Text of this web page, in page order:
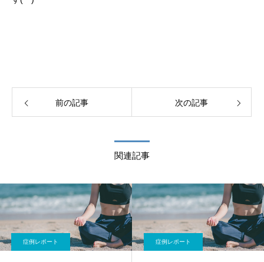
前の記事 次の記事
関連記事
症例レポート 症例レポート